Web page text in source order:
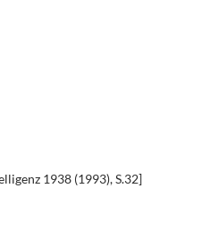
1938 (1993), S.32]